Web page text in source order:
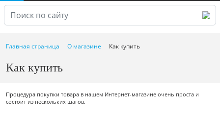
Главная страница О магазине Как купить
Как купить
Процедура покупки товара в нашем Интернет-магазине очень проста и
состоит из нескольких шагов.